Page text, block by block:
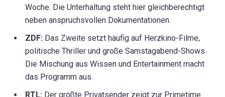
Woche. Die Unterhaltung steht hier gleichberechtigt
neben anspruchsvollen Dokumentationen.
ZDF: Das Zweite setzt häufig auf Herzkino-Filme,
politische Thriller und große Samstagabend-Shows.
Die Mischung aus Wissen und Entertainment macht
das Programm aus.
RTL: Der größte Privatsender zeigt zur Primetime